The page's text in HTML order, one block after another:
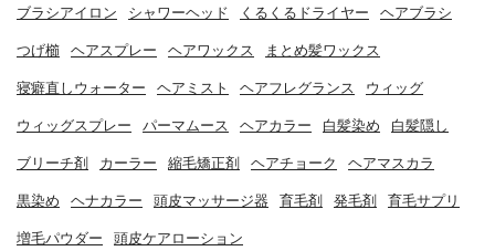
ブラシアイロン シャワーヘッド くるくるドライヤー ヘアブラシ
つげ櫛 ヘアスプレー ヘアワックス まとめ髪ワックス
寝癖直しウォーター ヘアミスト ヘアフレグランス ウィッグ
ウィッグスプレー パーマムース ヘアカラー 白髪染め 白髪隠し
ブリーチ剤 カーラー 縮毛矯正剤 ヘアチョーク ヘアマスカラ
黒染め ヘナカラー 頭皮マッサージ器 育毛剤 発毛剤 育毛サプリ
増毛パウダー 頭皮ケアローション